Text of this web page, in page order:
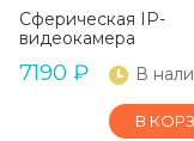
Сферическая IP-
видеокамера
7190 ₽ В
В